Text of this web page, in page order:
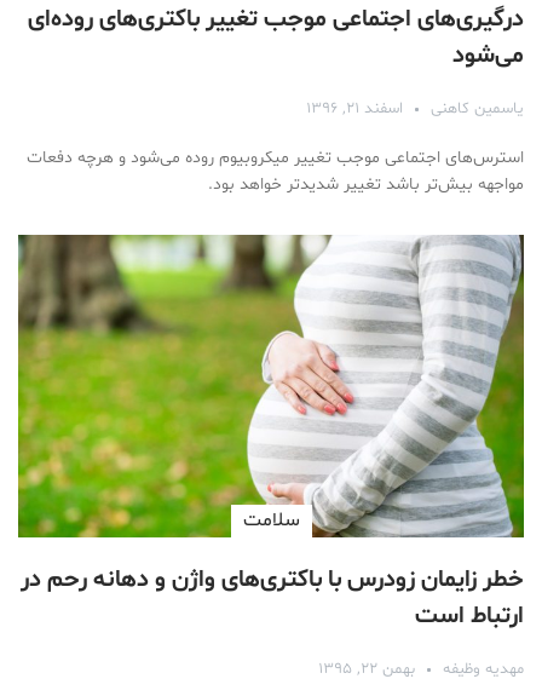
درگيرى‌های اجتماعی موجب تغییر باکتری‌های روده‌ای
می‌شود
یاسمین کاهنی اسفند ۲۱, ۱۳۹۶
استرس‌های اجتماعی موجب تغییر میکروبیوم روده می‌شود و هر‌چه دفعات
مواجهه بیش‌تر باشد تغییر شدید‌تر خواهد بود.
سلامت
خطر زایمان زودرس با باکتری‌های واژن و دهانه رحم در
ارتباط است
مهدیه وظیفه بهمن ۲۲, ۱۳۹۵